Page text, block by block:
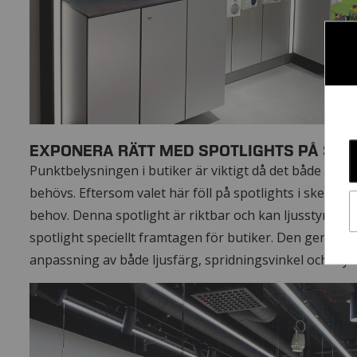
EXPONERA RÄTT MED SPOTLIGHTS PÅ
Punktbelysningen i butiker är viktigt då det både
behövs. Eftersom valet här föll på spotlights i skena
behov. Denna spotlight är riktbar och kan ljusstyras i
spotlight speciellt framtagen för butiker. Den ger
anpassning av både ljusfärg, spridningsvinkel och